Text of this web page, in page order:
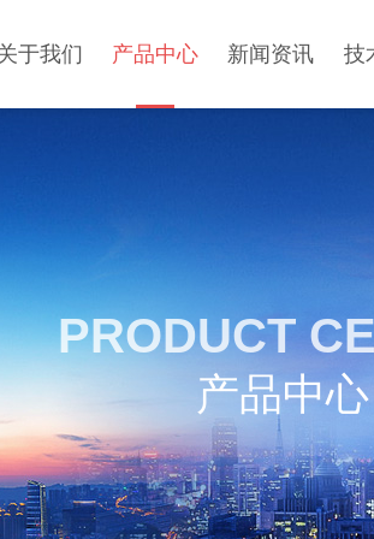
于我们 产品中心 新闻资讯 技
PRODUCT
产品中心